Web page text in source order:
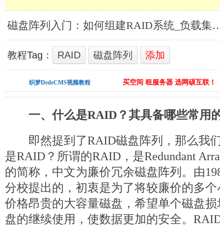
磁盘阵列入门：如何组
教程Tag： RAID 磁盘阵列 添加
织梦DedeCMS视频教程 买空间 租服务器 选网硕互联！
一、什么是RAID？其具备哪些常用
即然提到了RAID磁盘阵列，那么我
是RAID？所谓的RAID，是Redundant
的简称，中文为廉价冗余磁盘阵列。由
分校提出的，初衷是为了将较廉价的多
价格昂贵的大容量磁盘，希望单个磁盘
盘的继续使用，使数据更加的安全。